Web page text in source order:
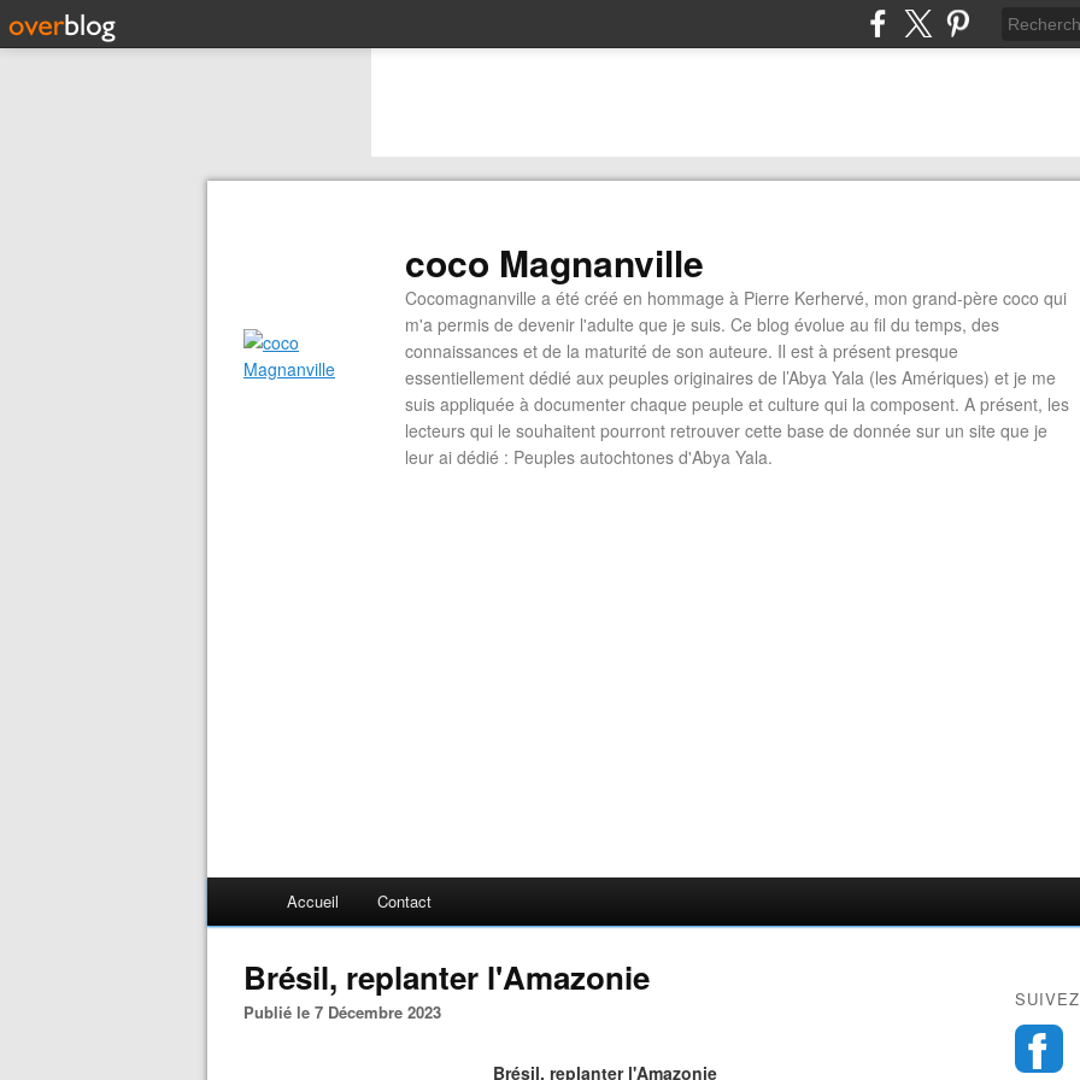
coco Magnanville
Cocomagnanville a été créé en hommage à Pierre Kerhervé, mon grand-père coco qui
m'a permis de devenir l'adulte que je suis. Ce blog évolue au fil du temps, des
connaissances et de la maturité de son auteure. Il est à présent presque
essentiellement dédié aux peuples originaires de l’Abya Yala (les Amériques) et je me
suis appliquée à documenter chaque peuple et culture qui la composent. A présent, les
lecteurs qui le souhaitent pourront retrouver cette base de donnée sur un site que je
leur ai dédié : Peuples autochtones d'Abya Yala.
Accueil Contact
Brésil, replanter l'Amazonie
Publié le 7 Décembre 2023
Brésil, replanter l'Amazonie